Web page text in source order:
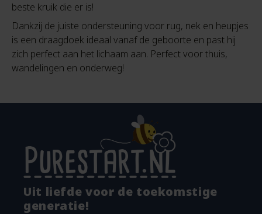
beste kruik die er is!
Dankzij de juiste ondersteuning voor rug, nek en heupjes
is een draagdoek ideaal vanaf de geboorte en past hij
zich perfect aan het lichaam aan. Perfect voor thuis,
wandelingen en onderweg!
Uit liefde voor de toekomstige
generatie!